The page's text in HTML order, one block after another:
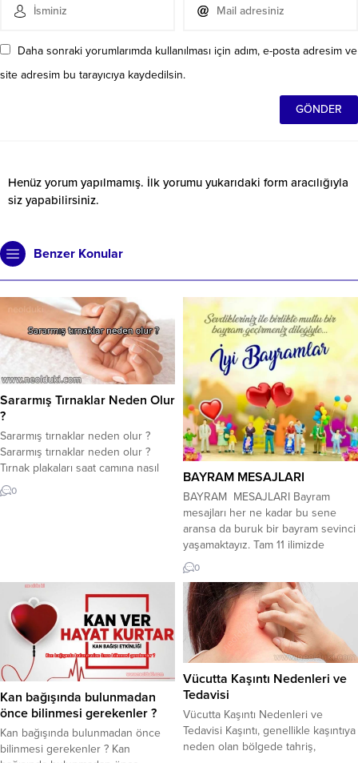
Daha sonraki yorumlarımda kullanılması için adım, e-posta adresim ve
site adresim bu tarayıcıya kaydedilsin.
Henüz yorum yapılmamış. İlk yorumu yukarıdaki form aracılığıyla
siz yapabilirsiniz.
Benzer Konular
Sararmış Tırnaklar Neden Olur
?
Sararmış tırnaklar neden olur ?
Sararmış tırnaklar neden olur ?
Tırnak plakaları saat camına nasıl
benziyor? Tırnaklarda koyu renk
değişikliği çukurlaşma, skleroz ve
neden olabilir ve bunların
değerlendirilmesi, çeşitli durumların
teşhisinde...
0
BAYRAM MESAJLARI
BAYRAM MESAJLARI Bayram
mesajları her ne kadar bu sene
aransa da buruk bir bayram sevinci
yaşamaktayız. Tam 11 ilimizde
yaşanan deprem felaketi nedeniyle
buruk bir sevinç
yaşamaktayız.Sizler için bayram
mesajı paylaşımında bulunduk. Bu
bayramda yüzünüz de hep
gülümseme, kalbinizde huzur
olsun. Ramazan Bayramını doya
doya yaşayalım. Hayırlı bayramlar!
Her şeye...
0
Kan bağışında bulunmadan
önce bilinmesi gerekenler ?
Kan bağışında bulunmadan önce
bilinmesi gerekenler ? Kan
Vücutta Kaşıntı Nedenleri ve
Tedavisi
Vücutta Kaşıntı Nedenleri ve
Tedavisi Kaşıntı, genellikle kaşıntıya
neden olan bölgede tahriş,